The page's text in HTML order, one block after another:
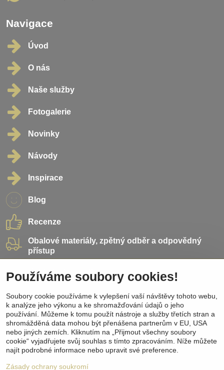
Navigace
Úvod
O nás
Naše služby
Fotogalerie
Novinky
Návody
Inspirace
Blog
Recenze
Obalové materiály, zpětný odběr a odpovědný
přístup
Přidejte se k nám
Sociální sítě
Facebook
Instagram
Pinterest
Youtube
Používáme soubory cookies!
Soubory cookie používáme k vylepšení vaší návštěvy tohoto webu,
k analýze jeho výkonu a ke shromažďování údajů o jeho
používání. Můžeme k tomu použít nástroje a služby třetích stran a
shromážděná data mohou být přenášena partnerům v EU, USA
nebo jiných zemích. Kliknutím na „Přijmout všechny soubory
cookie“ vyjadřujete svůj souhlas s tímto zpracováním. Níže můžete
najít podrobné informace nebo upravit své preference.
Zásady ochrany soukromí